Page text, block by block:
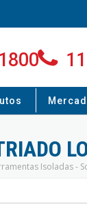
Isoladas -